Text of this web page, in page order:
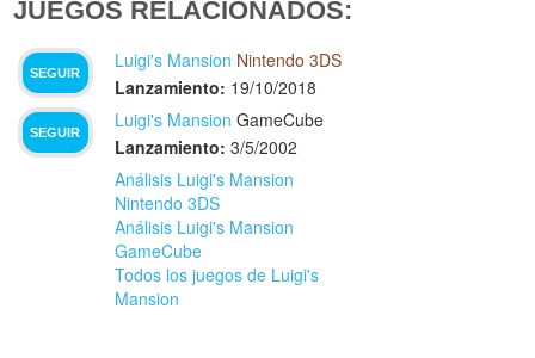
JUEGOS RELACIONADOS:
SEGUIR
Luigi's Mansion Nintendo 3DS
Lanzamiento: 19/10/2018
SEGUIR
Luigi's Mansion GameCube
Lanzamiento: 3/5/2002
Análisis Luigi's Mansion
Nintendo 3DS
Análisis Luigi's Mansion
GameCube
Todos los juegos de Luigi's
Mansion